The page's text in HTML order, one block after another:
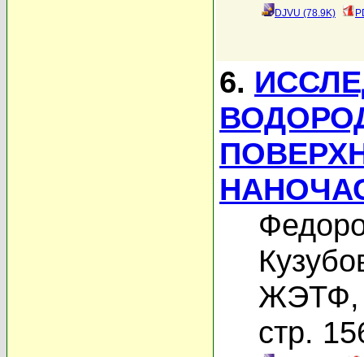
DJVU (78.9K)
6.
ЖЭТФ,
стр.